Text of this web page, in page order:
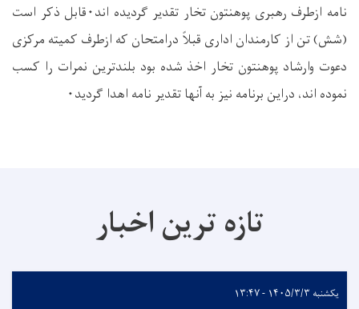
نامه ازطرف رهبری پوهنتون تخار تقدیر گردیده اند۰قابل ذکر است
(شش) تن از کارمندان اداری قبلاً درامتحان که ازطرف کمیته مرکزی
دعوت وارشاد پوهنتون تخار اخذ شده بود بلندترین نمرات را کسب
نموده اند، دراین برنامه نیز به آنها تقدیر نامه اهدا گردید۰
تازه ترین اخبار
یکشنبه ۱۴۰۵/۳/۳ - ۱۳:۴۷